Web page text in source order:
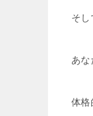
そし
あな
体格